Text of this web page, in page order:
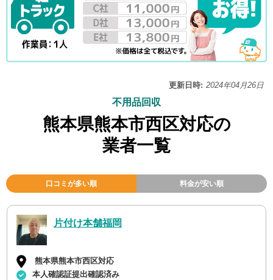
更新日時: 2024年04月26日
不用品回収
熊本県熊本市西区対応の
業者一覧
口コミが多い順 料金が安い順
片付け本舗福岡
熊本県熊本市西区対応
本人確認証提出確認済み